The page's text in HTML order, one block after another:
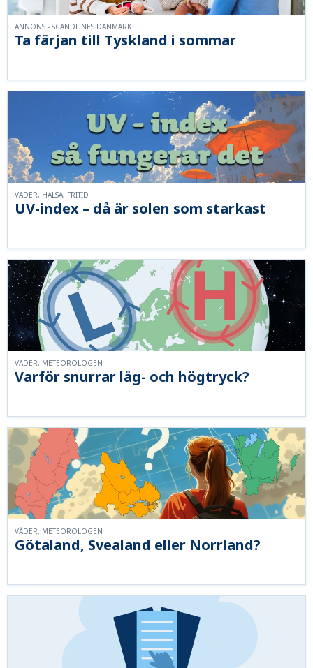
Ta färjan till Tyskland i sommar
ANNONS - SCANDLINES DANMARK
UV-index – då är solen som starkast
VÄDER, HÄLSA, FRITID
Varför snurrar låg- och högtryck?
VÄDER, METEOROLOGEN
Götaland, Svealand eller Norrland?
VÄDER, METEOROLOGEN